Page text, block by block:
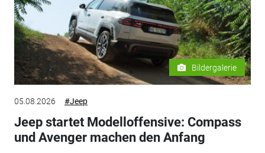
Bildergalerie
05.08.2026 #Jeep
Jeep startet Modelloffensive: Compass
und Avenger machen den Anfang